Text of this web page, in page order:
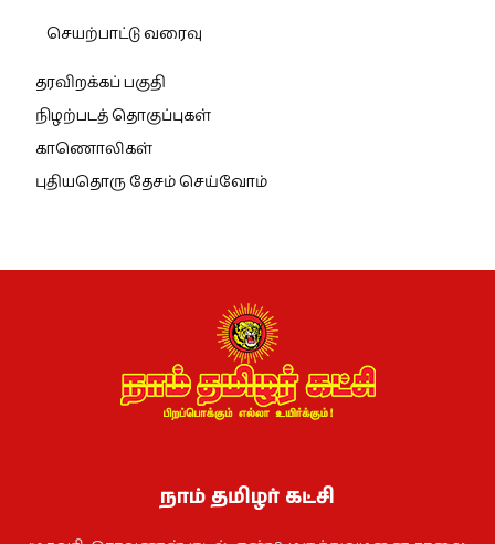
செயற்பாட்டு வரைவு
தரவிறக்கப் பகுதி
நிழற்படத் தொகுப்புகள்
காணொலிகள்
புதியதொரு தேசம் செய்வோம்
நாம் தமிழர் கட்சி